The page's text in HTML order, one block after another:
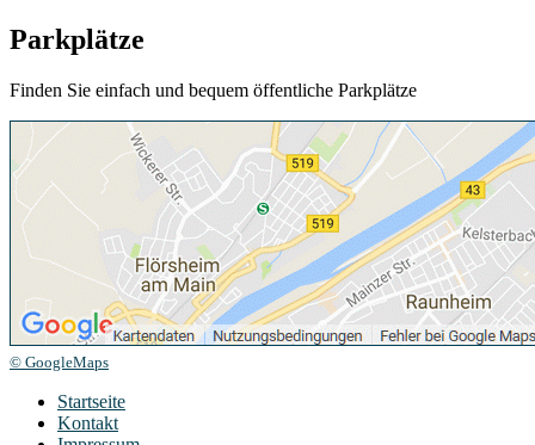
Parkplätze
Finden Sie einfach und bequem öffentliche Parkplätze
© GoogleMaps
Startseite
Kontakt